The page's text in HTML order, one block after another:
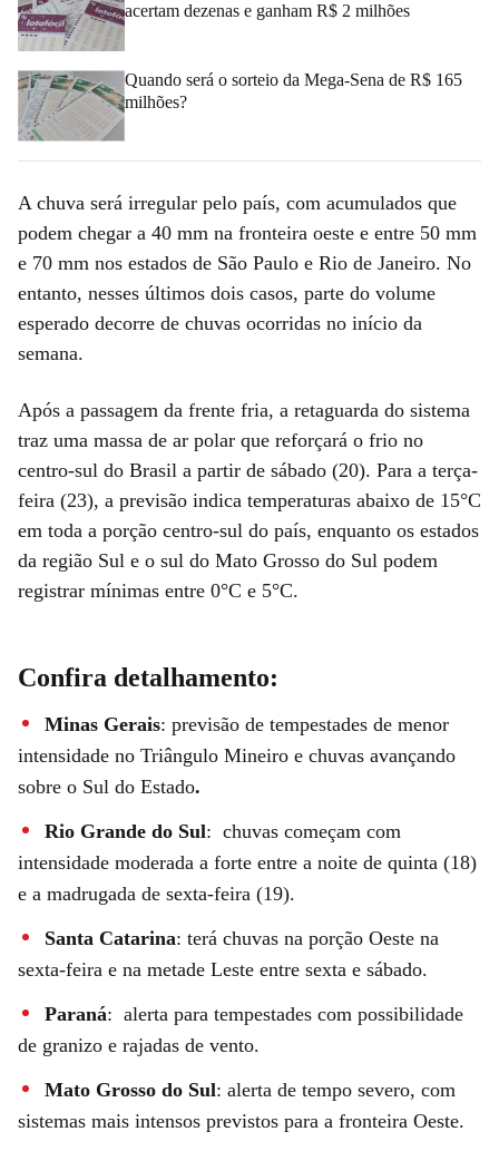
acertam dezenas e ganham R$ 2 milhões
Quando será o sorteio da Mega-Sena de R$ 165
milhões?
A chuva será irregular pelo país, com acumulados que
podem chegar a 40 mm na fronteira oeste e entre 50 mm
e 70 mm nos estados de São Paulo e Rio de Janeiro. No
entanto, nesses últimos dois casos, parte do volume
esperado decorre de chuvas ocorridas no início da
semana.
Após a passagem da frente fria, a retaguarda do sistema
traz uma massa de ar polar que reforçará o frio no
centro-sul do Brasil a partir de sábado (20). Para a terça-
feira (23), a previsão indica temperaturas abaixo de 15°C
em toda a porção centro-sul do país, enquanto os estados
da região Sul e o sul do Mato Grosso do Sul podem
registrar mínimas entre 0°C e 5°C.
Confira detalhamento:
Minas Gerais: previsão de tempestades de menor
intensidade no Triângulo Mineiro e chuvas avançando
sobre o Sul do Estado.
Rio Grande do Sul: chuvas começam com
intensidade moderada a forte entre a noite de quinta (18)
e a madrugada de sexta-feira (19).
Santa Catarina: terá chuvas na porção Oeste na
sexta-feira e na metade Leste entre sexta e sábado.
Paraná: alerta para tempestades com possibilidade
de granizo e rajadas de vento.
Mato Grosso do Sul: alerta de tempo severo, com
sistemas mais intensos previstos para a fronteira Oeste.